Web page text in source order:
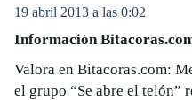
19 abril 2013 a las 0:02
Información
Valora en Bitacoras.com:
el grupo “Se abre el telón”